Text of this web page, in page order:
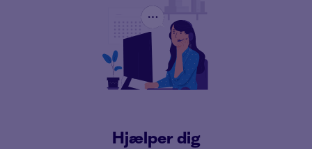
Hjælper dig